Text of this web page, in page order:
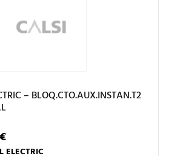
– BLOQ.CTO.AUX.INSTAN.T2
€EL
PRECIO
ELECTRIC